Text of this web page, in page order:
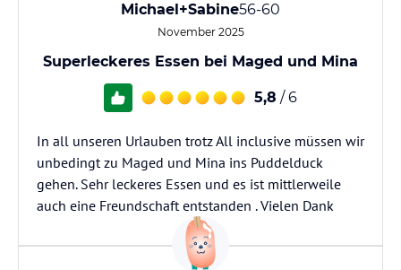
Michael+Sabine56-60
November 2025
Superleckeres Essen bei Maged und Mina
5,8 / 6
In all unseren Urlauben trotz All inclusive müssen wir
unbedingt zu Maged und Mina ins Puddelduck
gehen. Sehr leckeres Essen und es ist mittlerweile
auch eine Freundschaft entstanden . Vielen Dank